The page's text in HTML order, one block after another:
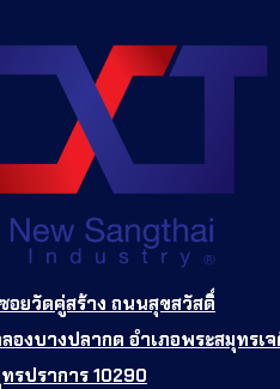
อยวัดคู่สร้าง ถนนสุขสวัสดิ์
องบางปลากด อำเภอพระสมุทรเ
รปราการ 10290